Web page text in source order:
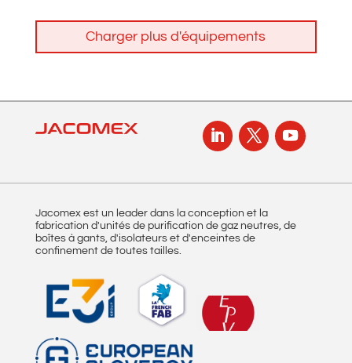
Charger plus d'équipements
Jacomex est un leader dans la conception et la
fabrication d'unités de purification de gaz neutres, de
boîtes à gants, d'isolateurs et d'enceintes de
confinement de toutes tailles.